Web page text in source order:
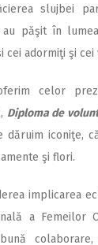
slujbei
au păşit în
cei adormiţi şi cei
celor
Diploma de
iconiţe,
şi flori.
implicarea
a Femeilor